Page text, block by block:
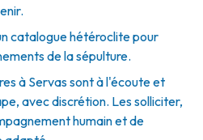
catalogue hétéroclite pour
de la sépulture.
à Servas sont à l'écoute et
avec discrétion. Les solliciter,
humain et de